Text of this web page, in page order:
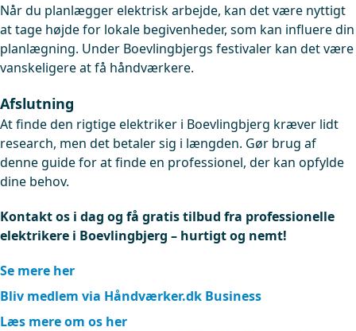
Når du planlægger elektrisk arbejde, kan det være nyttigt
at tage højde for lokale begivenheder, som kan influere din
planlægning. Under Boevlingbjergs festivaler kan det være
vanskeligere at få håndværkere.
Afslutning
At finde den rigtige elektriker i Boevlingbjerg kræver lidt
research, men det betaler sig i længden. Gør brug af
denne guide for at finde en professionel, der kan opfylde
dine behov.
Kontakt os i dag og få gratis tilbud fra professionelle
elektrikere i Boevlingbjerg – hurtigt og nemt!
Se mere her
Bliv medlem via Håndværker.dk Business
Læs mere om os her